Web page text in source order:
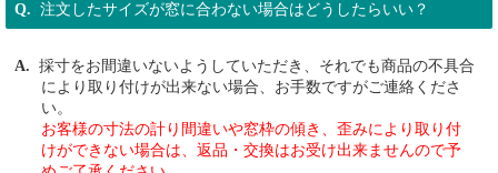
注文したサイズが窓に合わない場合はどうしたらいい？
採寸をお間違いないようしていただき、それでも商品の不具合
により取り付けが出来ない場合、お手数ですがご連絡くださ
い。
お客様の寸法の計り間違いや窓枠の傾き、歪みにより取り付
けができない場合は、返品・交換はお受け出来ませんので予